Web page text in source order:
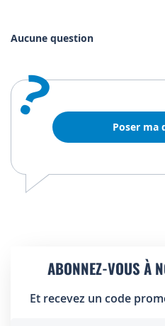
Aucune question
? Poser ma
ABONNEZ-VOUS À
Et recevez un code